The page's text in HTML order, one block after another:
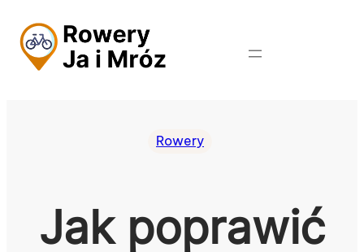
do
treści
Rowery
Jak poprawić